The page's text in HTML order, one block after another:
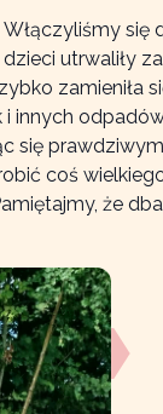
utrwaliły
zamieniła
się
coś
że